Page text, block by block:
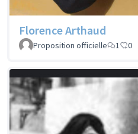
Florence Arthaud
Proposition officielle
1 0